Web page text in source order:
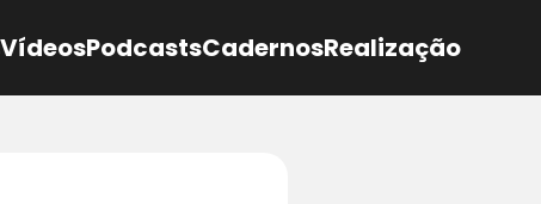
VídeosPodcastsCadernosRealização